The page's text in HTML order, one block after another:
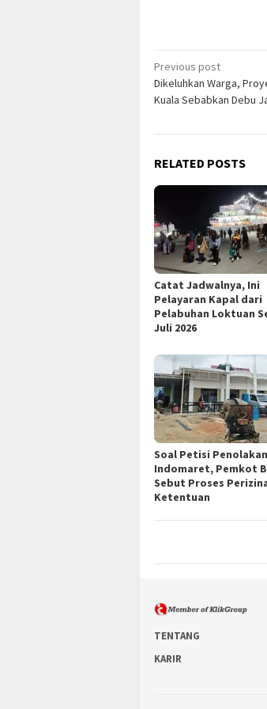
Post
navigation
Previous post
Dikeluhkan Warga,
Kuala Sebabkan Debu
RELATED POSTS
Catat Jadwalnya, Ini
Pelayaran Kapal dari
Pelabuhan Loktuan
Juli 2026
Soal Petisi Penolakan
Indomaret, Pemkot
Sebut Proses
Ketentuan
TENTANG
KARIR